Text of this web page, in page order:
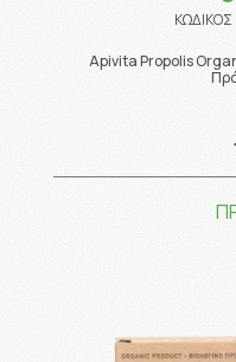
Apivita Propolis